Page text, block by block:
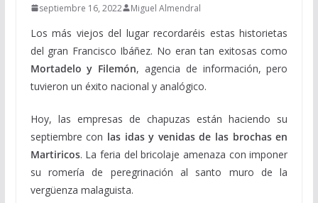
septiembre 16, 2022 Miguel Almendral
Los más viejos del lugar recordaréis estas historietas
del gran Francisco Ibáñez. No eran tan exitosas como
Mortadelo y Filemón, agencia de información, pero
tuvieron un éxito nacional y analógico.
Hoy, las empresas de chapuzas están haciendo su
septiembre con las idas y venidas de las brochas en
Martiricos. La feria del bricolaje amenaza con imponer
su romería de peregrinación al santo muro de la
vergüenza malaguista.